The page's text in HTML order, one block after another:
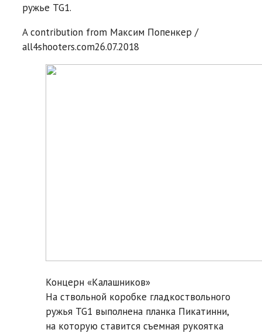
ружье TG1.
A contribution from Максим Попенкер /
all4shooters.com26.07.2018
Концерн «Калашников»
На ствольной коробке гладкоствольного
ружья TG1 выполнена планка Пикатинни,
на которую ставится съемная рукоятка